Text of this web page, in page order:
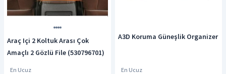
Araç Içi 2 Koltuk Arası Çok
Amaçlı 2 Gözlü File (530796701)
En Ucuz
A3D Koruma Güneşlik Organizer
En Ucuz